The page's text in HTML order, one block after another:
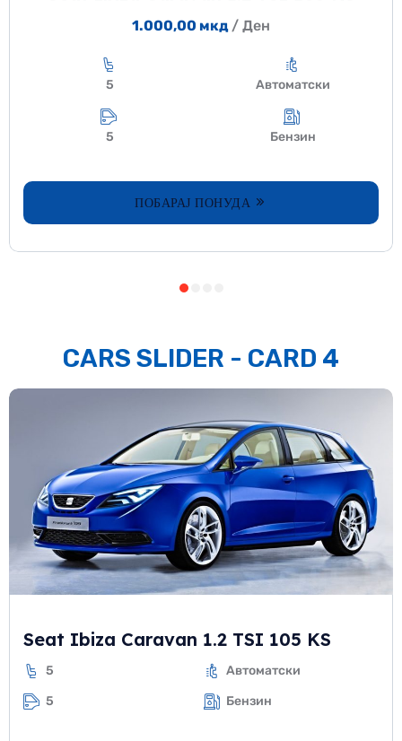
1.000,00 мкд / Ден
5 Автоматски
5 Бензин
ПОБАРАЈ ПОНУДА
CARS SLIDER - CARD 4
Seat Ibiza Caravan 1.2 TSI 105 KS
5
Автоматски
5
Бензин